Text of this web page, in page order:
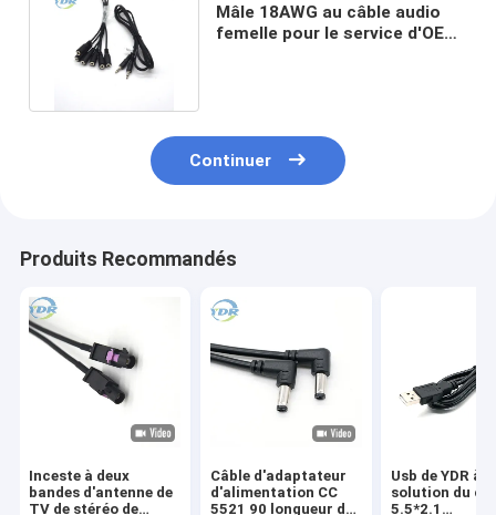
Mâle 18AWG au câble audio
femelle pour le service d'OEM
Continuer
Produits Recommandés
Inceste à deux
bandes d'antenne de
TV de stéréo de
Câble d'adaptateur
d'alimentation CC
5521 90 longueur de
Usb de YDR à
solution du
5.5*2.1